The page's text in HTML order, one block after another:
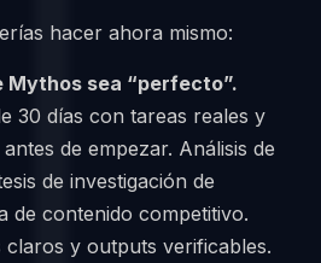
hacer ahora mismo:
Mythos sea “perfecto”.
30 días con tareas reales y
de empezar. Análisis de
de investigación de
de contenido competitivo.
claros y outputs verificables.